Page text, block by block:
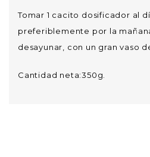
Tomar 1 cacito dosificador al
preferiblemente por la
desayunar, con un gran vaso
Cantidad neta:350g.